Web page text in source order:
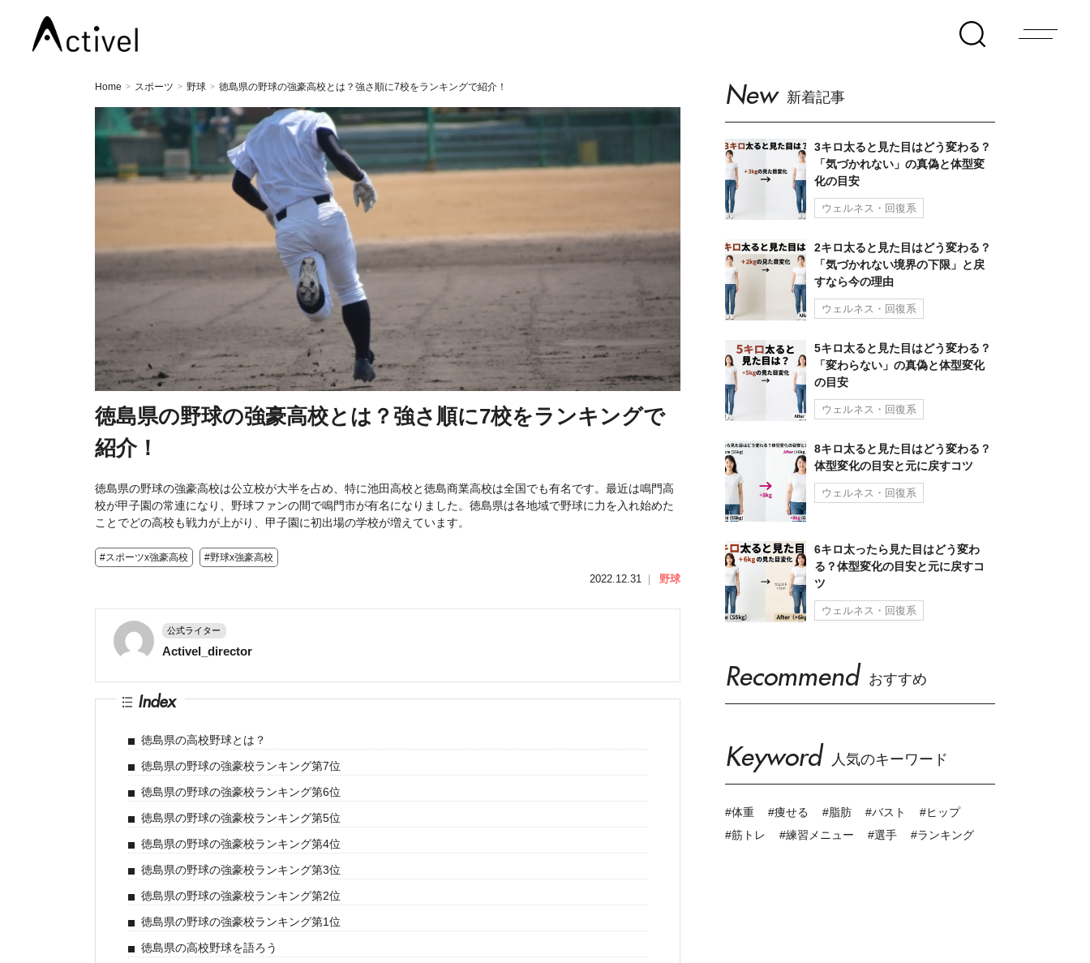
Home > スポーツ > 野球 > 徳島県の野球の強豪高校とは？強さ順に7校をランキングで紹介！
徳島県の野球の強豪高校とは？強さ順に7校をランキングで
紹介！
徳島県の野球の強豪高校は公立校が大半を占め、特に池田高校と徳島商業高校は全国でも有名です。最近は鳴門高
校が甲子園の常連になり、野球ファンの間で鳴門市が有名になりました。徳島県は各地域で野球に力を入れ始めた
ことでどの高校も戦力が上がり、甲子園に初出場の学校が増えています。
#スポーツx強豪高校 #野球x強豪高校
2022.12.31 ｜ 野球
公式ライター
Activel_director
Index
徳島県の高校野球とは？
徳島県の野球の強豪校ランキング第7位
徳島県の野球の強豪校ランキング第6位
徳島県の野球の強豪校ランキング第5位
徳島県の野球の強豪校ランキング第4位
徳島県の野球の強豪校ランキング第3位
徳島県の野球の強豪校ランキング第2位
徳島県の野球の強豪校ランキング第1位
徳島県の高校野球を語ろう
New 新着記事
3キロ太ると見た目はどう変わる？
「気づかれない」の真偽と体型変
化の目安
ウェルネス・回復系
2キロ太ると見た目はどう変わる？
「気づかれない境界の下限」と戻
すなら今の理由
ウェルネス・回復系
5キロ太ると見た目はどう変わる？
「変わらない」の真偽と体型変化
の目安
ウェルネス・回復系
8キロ太ると見た目はどう変わる？
体型変化の目安と元に戻すコツ
ウェルネス・回復系
6キロ太ったら見た目はどう変わ
る？体型変化の目安と元に戻すコ
ツ
ウェルネス・回復系
Recommend おすすめ
Keyword 人気のキーワード
#体重 #痩せる #脂肪 #バスト
#ヒップ
#筋トレ
#練習メニュー #選手 #ランキング